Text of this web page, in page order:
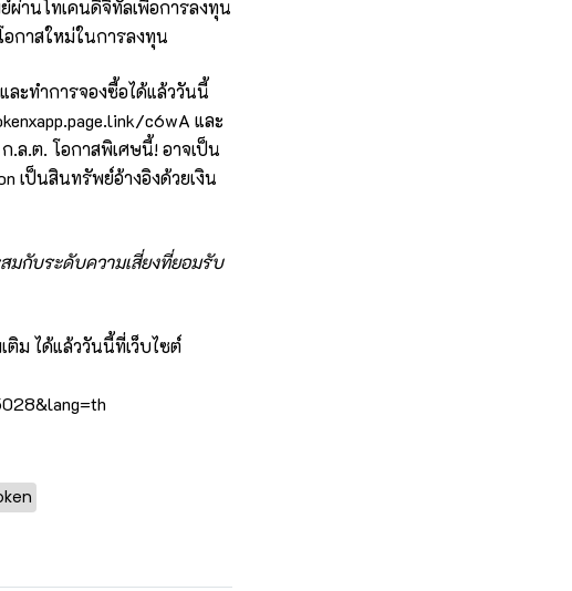
านโทเคนดิจิทัลเพื่อการลงทุน
กาสใหม่ในการลงทุน
ละทำการจองซื้อได้แล้ววันนี้
c6wA และ
ล.ต. โอกาสพิเศษนี้! อาจเป็น
เป็นสินทรัพย์อ้างอิงด้วยเงิน
มกับระดับความเสี่ยงที่ยอมรับ
ม ได้แล้ววันนี้ที่เว็บไซต์